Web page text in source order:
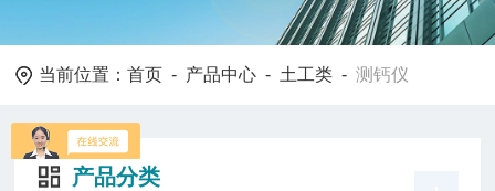
当前位置：首页 - 产品中心 - 土工类 -测钙仪
产品分类